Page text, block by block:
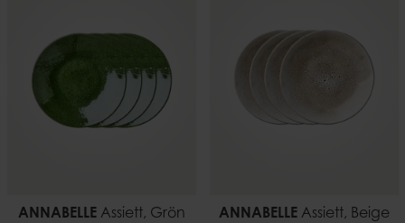
ANNABELLEAssiett, Grön ANNABELLEAssiett, Beige